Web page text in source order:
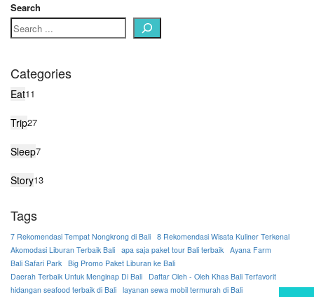
Search
Categories
Eat11
Trip27
Sleep7
Story13
Tags
7 Rekomendasi Tempat Nongkrong di Bali 8 Rekomendasi Wisata Kuliner Terkenal
Akomodasi Liburan Terbaik Bali apa saja paket tour Bali terbaik Ayana Farm
Bali Safari Park Big Promo Paket Liburan ke Bali
Daerah Terbaik Untuk Menginap Di Bali
Daftar Oleh - Oleh Khas Bali Terfavorit
hidangan seafood terbaik di Bali layanan sewa mobil termurah di Bali